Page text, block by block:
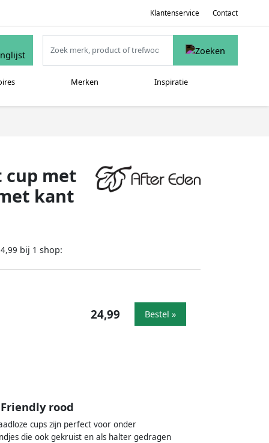
Klantenservice Contact
Merken Inspiratie
cup met
kant
bij 1 shop:
24,99 Bestel »
rood
cups zijn perfect voor onder
die ook gekruist en als halter gedragen